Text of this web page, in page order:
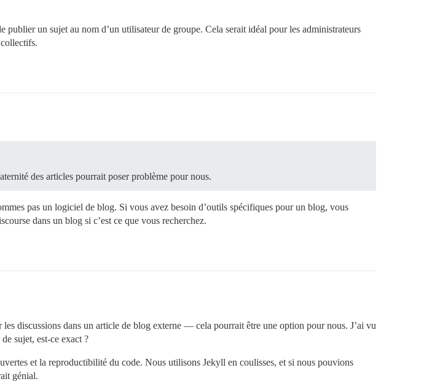
publier un sujet au nom d’un utilisateur de groupe. Cela serait idéal pour les administrateurs
des articles pourrait poser problème pour nous.
pas un logiciel de blog. Si vous avez besoin d’outils spécifiques pour un blog, vous
dans un blog si c’est ce que vous recherchez.
discussions dans un article de blog externe — cela pourrait être une option pour nous. J’ai vu
sujet, est-ce exact ?
et la reproductibilité du code. Nous utilisons Jekyll en coulisses, et si nous pouvions
génial.